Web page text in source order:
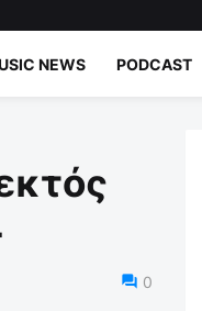
NEWS PODCAST
0